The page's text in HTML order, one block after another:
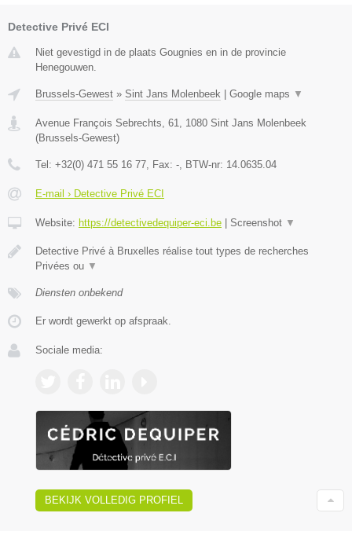
Detective Privé ECI
Niet gevestigd in de plaats Gougnies en in de provincie
Henegouwen.
Brussels-Gewest » Sint Jans Molenbeek Google maps ▼
Avenue François Sebrechts, 61 1080 Sint Jans Molenbeek
(Brussels-Gewest)
Tel: +32(0) 471 55 16 77 , Fax: - , BTW-nr: 14.0635.04
E-mail › Detective Privé ECI
Website: https://detectivedequiper-eci.be Screenshot ▼
Detective Privé à Bruxelles réalise tout types de recherches
Privées ou ▼
Diensten onbekend
Er wordt gewerkt op afspraak.
Sociale media:
BEKIJK VOLLEDIG PROFIEL